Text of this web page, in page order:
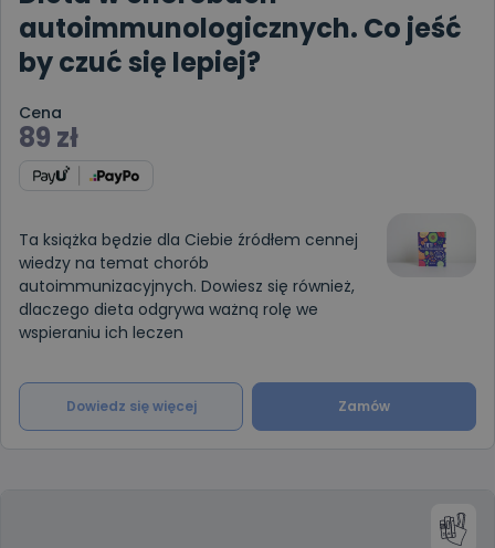
autoimmunologicznych. Co jeść
by czuć się lepiej?
Cena
89 zł
Ta książka będzie dla Ciebie źródłem cennej
wiedzy na temat chorób
autoimmunizacyjnych. Dowiesz się również,
dlaczego dieta odgrywa ważną rolę we
wspieraniu ich leczen
Dowiedz się więcej Zamów